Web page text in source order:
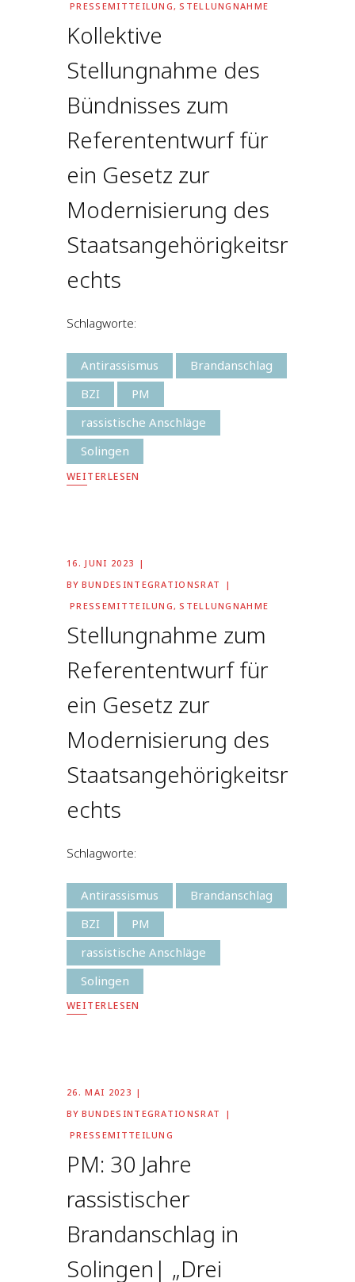
PRESSEMITTEILUNG,STELLUNGNAHME
Kollektive
Stellungnahme des
Bündnisses zum
Referententwurf für
ein Gesetz zur
Modernisierung des
Staatsangehörigkeitsr
echts
Schlagworte:
Antirassismus
Brandanschlag
BZI
PM
rassistische Anschläge
Solingen
WEITERLESEN
16. JUNI 2023
BY BUNDESINTEGRATIONSRAT
PRESSEMITTEILUNG , STELLUNGNAHME
Stellungnahme zum
Referententwurf für
ein Gesetz zur
Modernisierung des
Staatsangehörigkeitsr
echts
Schlagworte:
Antirassismus
Brandanschlag
BZI
PM
rassistische Anschläge
Solingen
WEITERLESEN
26. MAI 2023
BY BUNDESINTEGRATIONSRAT
PRESSEMITTEILUNG
PM: 30 Jahre
rassistischer
Brandanschlag in
Solingen| „Drei